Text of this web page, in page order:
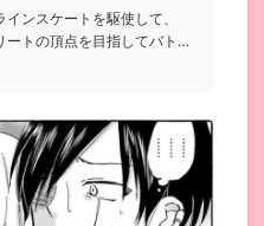
ンスケートを駆使して、
トの頂点を目指してバト